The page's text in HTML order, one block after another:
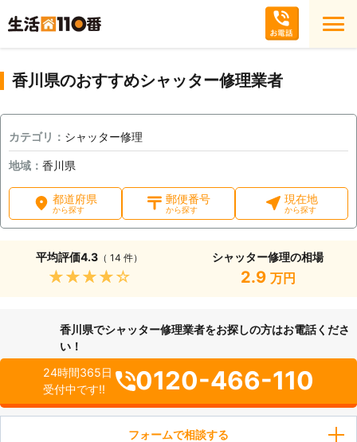
香川県のおすすめシャッター修理業者
カテゴリ： シャッター修理
地域： 香川県
都道府県
から探す
郵便番号
から探す
現在地
から探す
平均評価4.3 （ 14 件）
★★★★★
シャッター修理の相場
2.9 万円
香川県でシャッター修理業者をお探しの方はお電話くださ
い！
24時間365日
受付中です!!
0120-466-110
フォームで相談する